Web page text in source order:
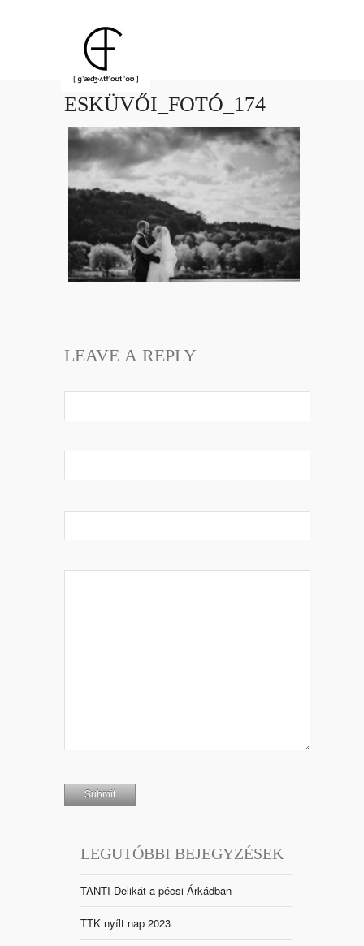
ESKÜVŐI_FOTÓ_174
LEAVE A REPLY
LEGUTÓBBI BEJEGYZÉSEK
TANTI Delikát a pécsi Árkádban
TTK nyílt nap 2023